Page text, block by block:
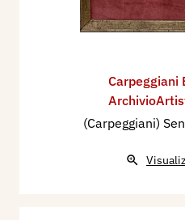
Carpeggiani
(Carpeggiani)